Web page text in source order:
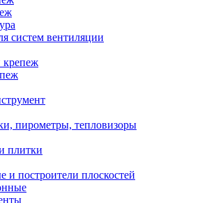
систем вентиляции
пирометры, тепловизоры
плитки
и построители плоскостей